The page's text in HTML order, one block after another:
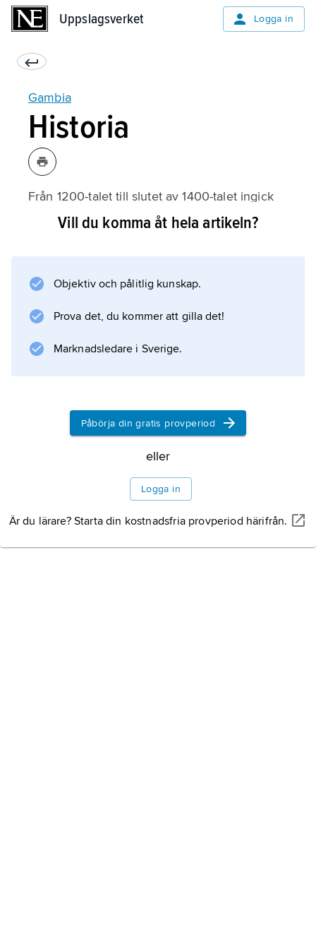
Uppslagsverket Logga in
Gambia
Historia
Från 1200-talet till slutet av 1400-talet ingick
nuvarande Gambia i Maliriket. 1455 upptäckte
1588 handelsrättigheterna till engelska
köpmän. Under 1600- och 1700-talen försökte
området, men hamnade i upprepade
Gambia under Yahia
Vill du komma åt hela artikeln?
Objektiv och pålitlig kunskap.
Prova det, du kommer att gilla det!
Marknadsledare i Sverige.
Påbörja din gratis provperiod
eller
Logga in
Är du lärare? Starta din kostnadsfria provperiod härifrån.